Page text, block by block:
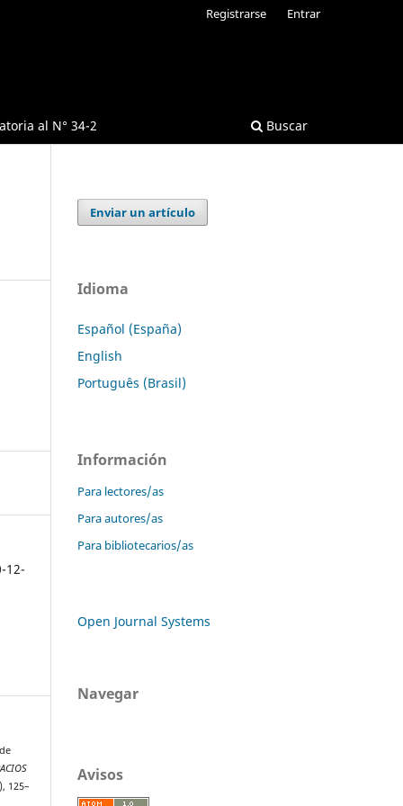
al N° 34-2 Buscar
Registrarse Entrar
12-
125–
Enviar un artículo
Idioma
Español (España)
English
Português (Brasil)
Información
Para lectores/as
Para autores/as
Para bibliotecarios/as
Open Journal Systems
Navegar
Avisos